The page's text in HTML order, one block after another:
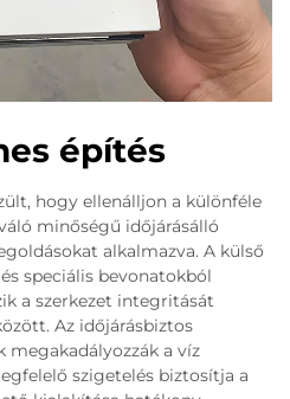
építés
hogy ellenálljon a különféle
minőségű időjárásálló
alkalmazva. A külső
speciális bevonatokból
a szerkezet integritását
Az időjárásbiztos
a víz
szigetelés biztosítja a